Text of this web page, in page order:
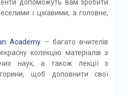
допоможуть вам зробити
і цікавими, а головне,
Academy – багато вчителів
колекцію матеріалів з
наук, а також лекції з
щоб доповнити свої